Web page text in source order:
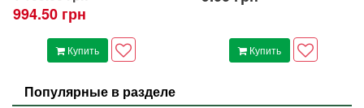
994.50 грн
Купить Купить
Популярные в разделе